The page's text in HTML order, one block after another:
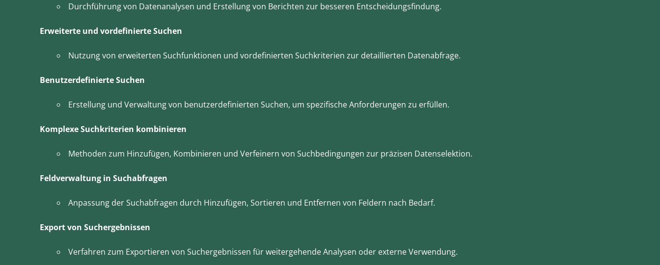
Durchführung von Datenanalysen und Erstellung von Berichten zur besseren Entscheidungsfindung.
Erweiterte und vordefinierte Suchen
Nutzung von erweiterten Suchfunktionen und vordefinierten Suchkriterien zur detaillierten Datenabfrage.
Benutzerdefinierte Suchen
Erstellung und Verwaltung von benutzerdefinierten Suchen, um spezifische Anforderungen zu erfüllen.
Komplexe Suchkriterien kombinieren
Methoden zum Hinzufügen, Kombinieren und Verfeinern von Suchbedingungen zur präzisen Datenselektion.
Feldverwaltung in Suchabfragen
Anpassung der Suchabfragen durch Hinzufügen, Sortieren und Entfernen von Feldern nach Bedarf.
Export von Suchergebnissen
Verfahren zum Exportieren von Suchergebnissen für weitergehende Analysen oder externe Verwendung.